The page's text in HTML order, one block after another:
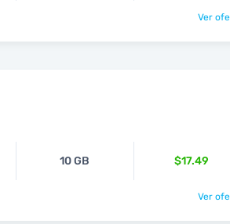
Ver
10 GB $17.49
Ver